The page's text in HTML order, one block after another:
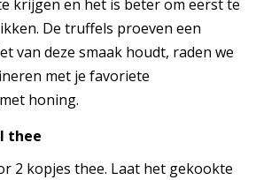
krijgen en het is beter om eerst te
De truffels proeven een
van deze smaak houdt, raden we
met je favoriete
honing.
thee
2 kopjes thee. Laat het gekookte